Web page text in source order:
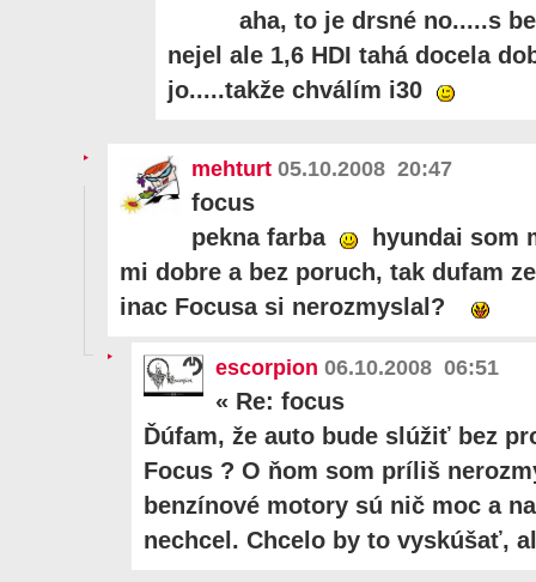
aha, to je drsné no.....s
nejel ale 1,6 HDI tahá docela
jo.....takže chválím i30
mehturt 05.10.2008 20:47
focus
pekna farba
hyundai som
mi dobre a bez poruch, tak dufam
inac Focusa si nerozmyslal?
escorpion 06.10.2008 06:51
« Re: focus
Ďúfam, že auto bude slúžiť bez
Focus ? O ňom som príliš
benzínové motory sú nič moc a
nechcel. Chcelo by to vyskúšať,